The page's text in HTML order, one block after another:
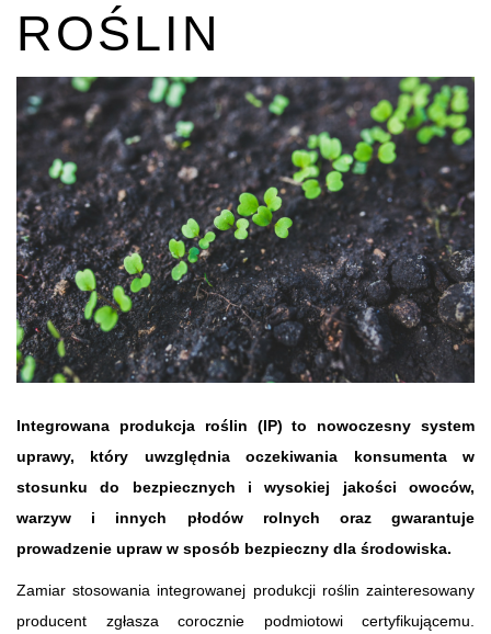
ROŚLIN
Integrowana produkcja roślin (IP) to nowoczesny system
uprawy, który uwzględnia oczekiwania konsumenta w
stosunku do bezpiecznych i wysokiej jakości owoców,
warzyw i innych płodów rolnych oraz gwarantuje
prowadzenie upraw w sposób bezpieczny dla środowiska.
Zamiar stosowania integrowanej produkcji roślin zainteresowany
producent zgłasza corocznie podmiotowi certyfikującemu.